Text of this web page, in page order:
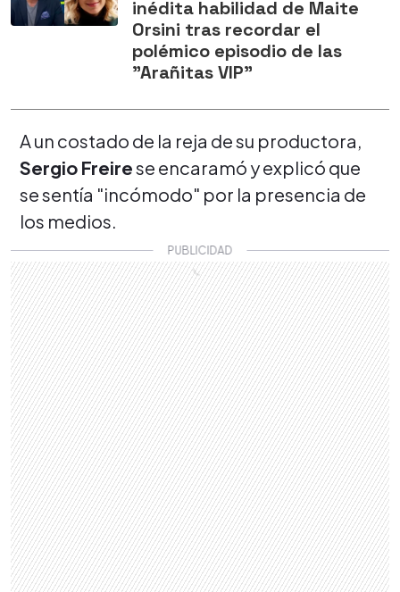
inédita habilidad de Maite
Orsini tras recordar el
polémico episodio de las
"Arañitas VIP"
A un costado de la reja de su productora,
Sergio Freirese encaramó y explicó que
se sentía "incómodo" por la presencia de
los medios.